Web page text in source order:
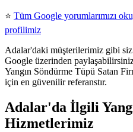
⭐ Tüm Google yorumlarımızı
profilimiz
Adalar'daki müşterilerimiz gibi
Google üzerinden
Yangın Söndürme Tüpü Satan
için en güvenilir referanstır.
Adalar'da İlgili
Hizmetlerimiz